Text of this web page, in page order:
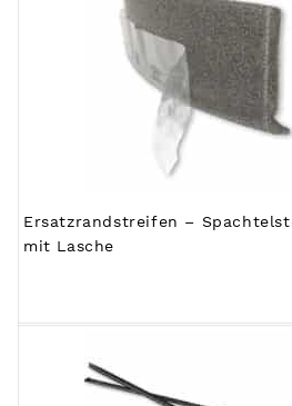
Ersatzrandstreifen –
mit Lasche